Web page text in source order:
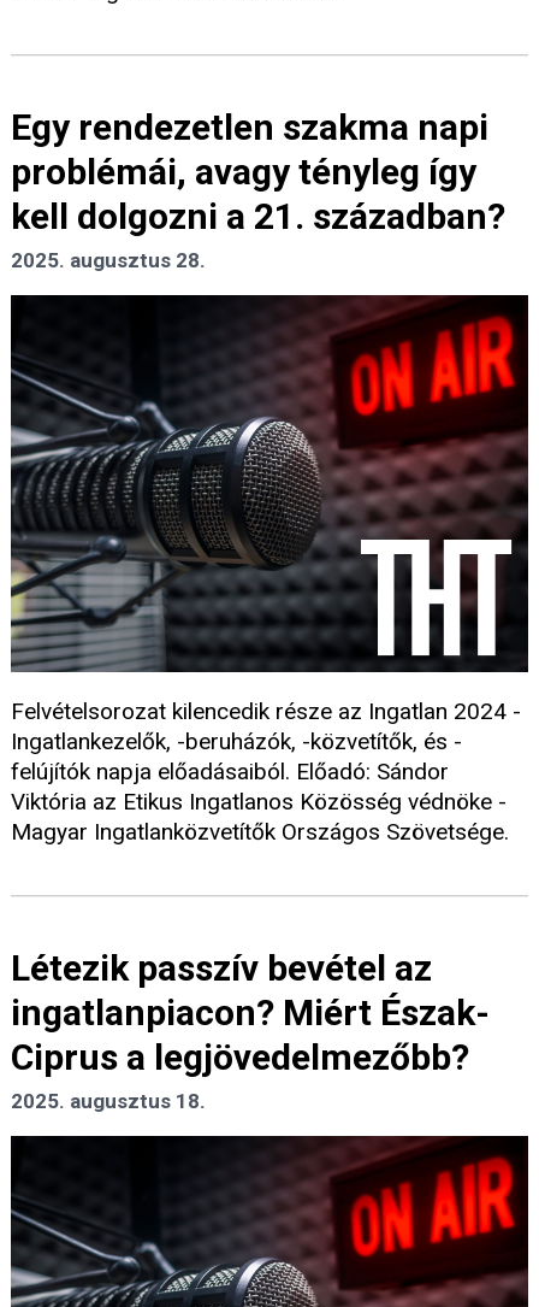
Egy rendezetlen szakma napi
problémái, avagy tényleg így
kell dolgozni a 21. században?
2025. augusztus 28.
Felvételsorozat kilencedik része az Ingatlan 2024 -
Ingatlankezelők, -beruházók, -közvetítők, és -
felújítók napja előadásaiból. Előadó: Sándor
Viktória az Etikus Ingatlanos Közösség védnöke -
Magyar Ingatlanközvetítők Országos Szövetsége.
Létezik passzív bevétel az
ingatlanpiacon? Miért Észak-
Ciprus a legjövedelmezőbb?
2025. augusztus 18.